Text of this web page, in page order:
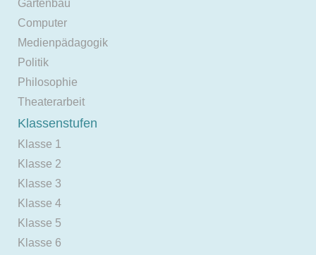
Gartenbau
Computer
Medienpädagogik
Politik
Philosophie
Theaterarbeit
Klassenstufen
Klasse 1
Klasse 2
Klasse 3
Klasse 4
Klasse 5
Klasse 6